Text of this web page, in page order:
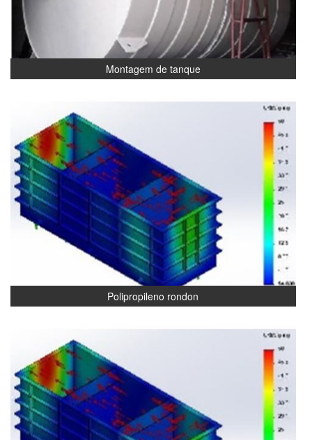
Montagem de tanque
Polipropileno rondon